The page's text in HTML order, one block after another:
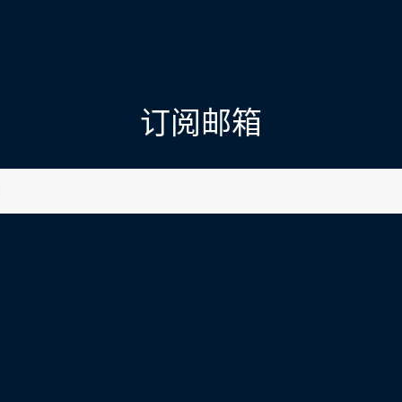
订阅邮箱